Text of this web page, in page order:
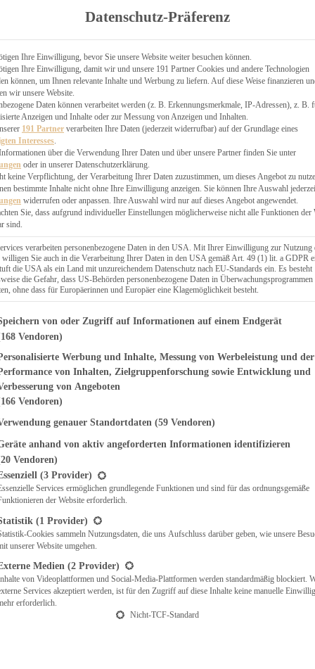
CHUTNEYS
Suche
Mac and
Datenschutz-Präferenz
Ihre Einwilligung, bevor Sie unsere Website weiter besuchen können.
Ihre Einwilligung, damit wir und unsere 191 Partner Cookies und andere Technologien
können, um Ihnen relevante Inhalte und Werbung zu liefern. Auf diese Weise finanzieren
wir unsere Website.
Daten können verarbeitet werden (z. B. Erkennungsmerkmale, IP-Adressen), z. B.
Anzeigen und Inhalte oder zur Messung von Anzeigen und Inhalten.
191 Partner verarbeiten Ihre Daten (jederzeit widerrufbar) auf der Grundlage eines
Interesses
über die Verwendung Ihrer Daten und über unsere Partner finden Sie unter
oder in unserer Datenschutzerklärung.
keine Verpflichtung, der Verarbeitung Ihrer Daten zuzustimmen, um dieses Angebot zu
bestimmte Inhalte nicht ohne Ihre Einwilligung anzeigen. Sie können Ihre Auswahl
widerrufen oder anpassen. Ihre Auswahl wird nur auf dieses Angebot angewendet.
Sie, dass aufgrund individueller Einstellungen möglicherweise nicht alle Funktionen der
sind.
verarbeiten personenbezogene Daten in den USA. Mit Ihrer Einwilligung zur Nutzung
willigen Sie auch in die Verarbeitung Ihrer Daten in den USA gemäß Art. 49 (1) lit. a GDPR
die USA als ein Land mit unzureichendem Datenschutz nach EU-Standards ein. Es besteht
die Gefahr, dass US-Behörden personenbezogene Daten in Überwachungsprogrammen
ohne dass für Europäerinnen und Europäer eine Klagemöglichkeit besteht.
finden Sie eine Liste der Zwecke des IAB Transparency and
von oder Zugriff auf Informationen auf einem Endgerät
Vendoren)
Werbung und Inhalte, Messung von Werbeleistung und der
von Inhalten, Zielgruppenforschung sowie Entwicklung und
von Angeboten
Vendoren)
genauer Standortdaten (59 Vendoren)
anhand von aktiv angeforderten Informationen identifizieren
Vendoren)
eine Liste der Service-Gruppen, für die eine Einwilligung erteilt werden
(3 Provider)
Services ermöglichen grundlegende Funktionen und sind für das ordnungsgemäße
der Website erforderlich.
(1 Provider)
Cookies sammeln Nutzungsdaten, die uns Aufschluss darüber geben, wie unsere
unserer Website umgehen.
Medien (2 Provider)
von Videoplattformen und Social-Media-Plattformen werden standardmäßig blockiert.
Services akzeptiert werden, ist für den Zugriff auf diese Inhalte keine manuelle
erforderlich.
Nicht-TCF-Standard